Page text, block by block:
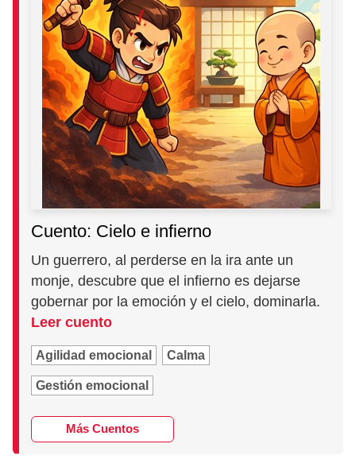
Cuento: Cielo e infierno
Un guerrero, al perderse en la ira ante un
monje, descubre que el infierno es dejarse
gobernar por la emoción y el cielo, dominarla.
Leer cuento
Agilidad emocional Calma
Gestión emocional
Más Cuentos